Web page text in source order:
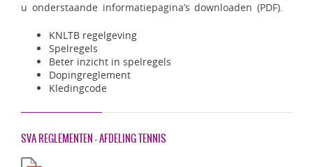
u onderstaande informatiepagina’s downloaden (PDF).
KNLTB regelgeving
Spelregels
Beter inzicht in spelregels
Dopingreglement
Kledingcode
SVA REGLEMENTEN – AFDELING TENNIS